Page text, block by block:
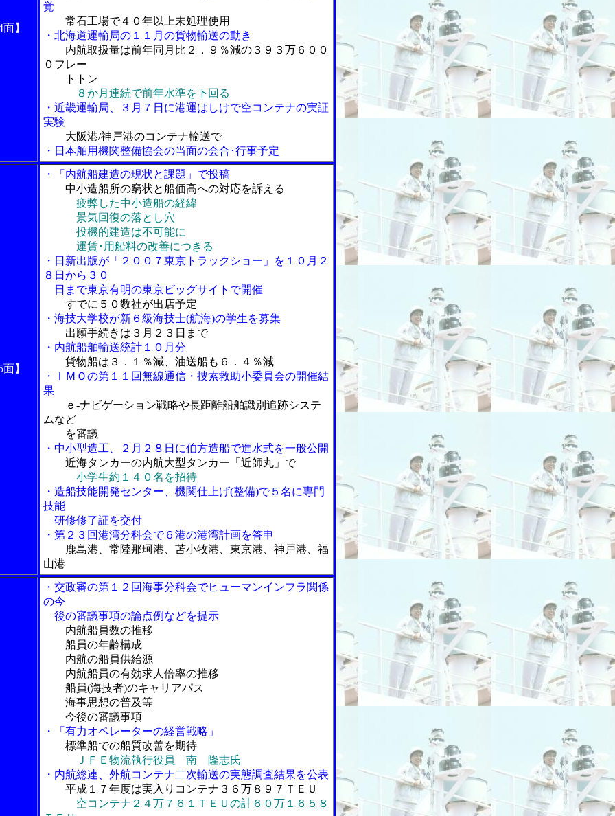
】
覚
常石工場で４０年以上未処理使用
・北海道運輸局の１１月の貨物輸送の動き
内航取扱量は前年同月比２．９％減の３９３万６００
０フレー
トトン
８か月連続で前年水準を下回る
・近畿運輸局、３月７日に港運はしけで空コンテナの実証
実験
大阪港/神戸港のコンテナ輸送で
・日本舶用機関整備協会の当面の会合･行事予定
】
・「内航船建造の現状と課題」で投稿
中小造船所の窮状と船価高への対応を訴える
疲弊した中小造船の経緯
景気回復の落とし穴
投機的建造は不可能に
運賃･用船料の改善につきる
・日新出版が「２００７東京トラックショー」を１０月２
８日から３０
日まで東京有明の東京ビッグサイトで開催
すでに５０数社が出店予定
・海技大学校が新６級海技士(航海)の学生を募集
出願手続きは３月２３日まで
・内航船舶輸送統計１０月分
貨物船は３．１％減、油送船も６．４％減
・ＩＭＯの第１１回無線通信・捜索救助小委員会の開催結
果
ｅ-ナビゲーション戦略や長距離船舶識別追跡システ
ムなど
を審議
・中小型造工、２月２８日に伯方造船で進水式を一般公開
近海タンカーの内航大型タンカー「近師丸」で
小学生約１４０名を招待
・造船技能開発センター、機関仕上げ(整備)で５名に専門
技能
研修修了証を交付
・第２３回港湾分科会で６港の港湾計画を答申
鹿島港、常陸那珂港、苫小牧港、東京港、神戸港、福
山港
・交政審の第１２回海事分科会でヒューマンインフラ関係
の今
後の審議事項の論点例などを提示
内航船員数の推移
船員の年齢構成
内航の船員供給源
内航船員の有効求人倍率の推移
船員(海技者)のキャリアパス
海事思想の普及等
今後の審議事項
・「有力オペレーターの経営戦略」
標準船での船質改善を期待
ＪＦＥ物流執行役員 南 隆志氏
・内航総連、外航コンテナ二次輸送の実態調査結果を公表
平成１７年度は実入りコンテナ３６万８９７ＴＥＵ
空コンテナ２４万７６１ＴＥＵの計６０万１６５８